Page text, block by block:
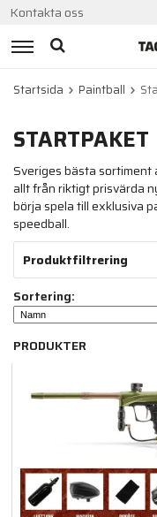
Kontakta oss
Startsida Paintball
STARTPAKET
Sveriges bästa
allt från riktigt prisvärda
börja spela till exklusiva
speedball.
Produktfiltrering
Sortering:
PRODUKTER